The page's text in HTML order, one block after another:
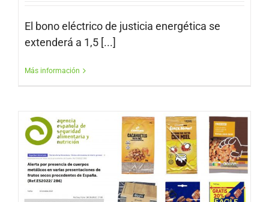
El bono eléctrico de justicia energética se
extenderá a 1,5 [...]
Más información